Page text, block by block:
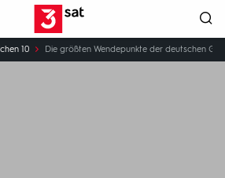
3SAT
10 Die größten Wendepunkte der deutschen